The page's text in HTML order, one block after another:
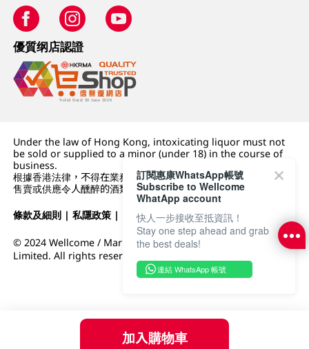
加入購物車
優質纲店認證
Under the law of Hong Kong, intoxicating liquor must not
be sold or supplied to a minor (under 18) in the course of
business.
根據香港法律，不得在業務過程中，向未成年人 (18 歲以下人士)
售賣或供應令人醺醉的酒類。
條款及細則 |私隱政策 | DFI零售集團
© 2024 Wellcome / Market Place. The Dairy Farm Company
Limited. All rights reserved.
訂閱惠康WhatsApp帳號
Subscribe to Wellcome
WhatApp account
快人一步接收至抵資訊！
Stay one step ahead and grab
the best deals!
連結 WhatsApp 帳號